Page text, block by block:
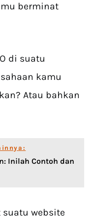
berminat
di suatu
kamu
Atau bahkan
Inilah Contoh dan
website